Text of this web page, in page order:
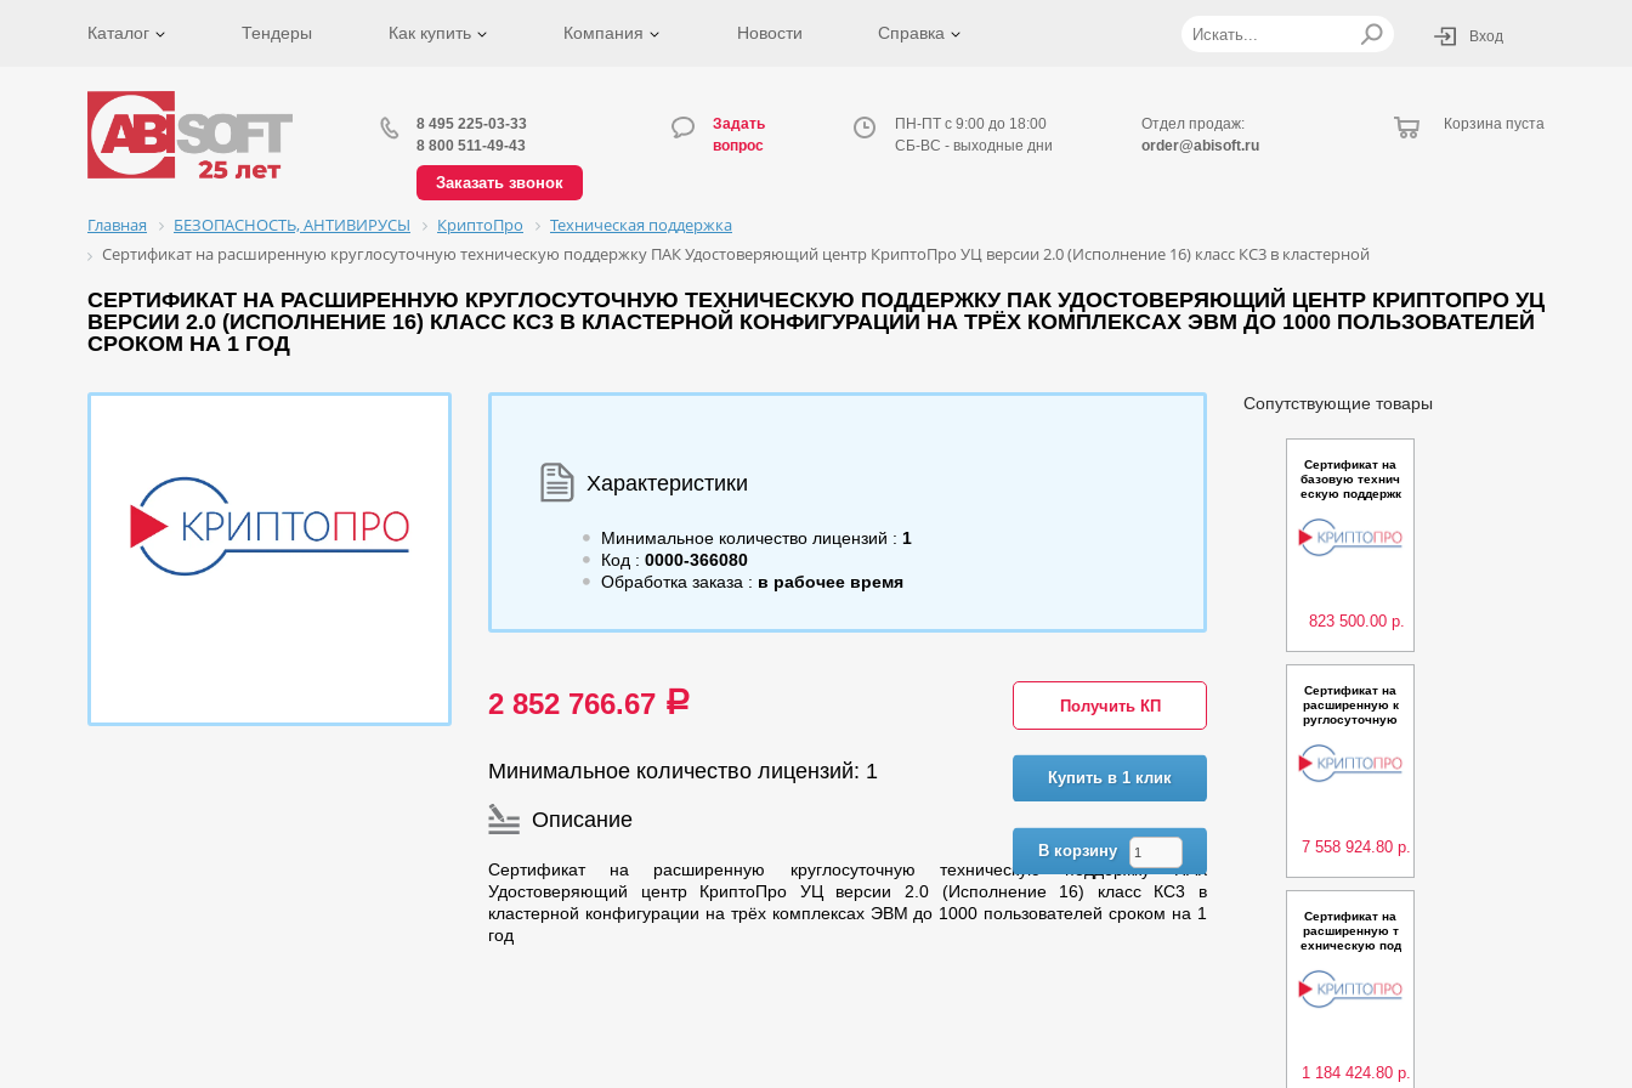
Каталог Тендеры Как купить Компания Новости Справка Вход
8 495 225-03-33
8 800 511-49-43
Заказать звонок
Задать
вопрос
ПН-ПТ с 9:00 до 18:00
СБ-ВС - выходные дни
Отдел продаж:
order@abisoft.ru
Корзина пуста
Главная БЕЗОПАСНОСТЬ, АНТИВИРУСЫ КриптоПро
Техническая поддержка
Сертификат на расширенную круглосуточную техническую поддержку ПАК Удостоверяющий центр КриптоПро УЦ версии 2.0 (Исполнение 16) класс КС3 в кластерной
СЕРТИФИКАТ НА РАСШИРЕННУЮ КРУГЛОСУТОЧНУЮ ТЕХНИЧЕСКУЮ ПОДДЕРЖКУ ПАК УДОСТОВЕРЯЮЩИЙ ЦЕНТР КРИПТОПРО УЦ
ВЕРСИИ 2.0 (ИСПОЛНЕНИЕ 16) КЛАСС КС3 В КЛАСТЕРНОЙ КОНФИГУРАЦИИ НА ТРЁХ КОМПЛЕКСАХ ЭВМ ДО 1000 ПОЛЬЗОВАТЕЛЕЙ
СРОКОМ НА 1 ГОД
Характеристики
Минимальное количество лицензий : 1
Код : 0000-366080
Обработка заказа : в рабочее время
2 852 766.67 a Получить КП
Купить в 1 клик
В корзину
Минимальное количество лицензий: 1
Описание
Сертификат на расширенную круглосуточную техническую поддержку ПАК
Удостоверяющий центр КриптоПро УЦ версии 2.0 (Исполнение 16) класс КС3 в
кластерной конфигурации на трёх комплексах ЭВМ до 1000 пользователей сроком на 1
год
Сопутствующие товары
Сертификат на
базовую технич
ескую поддержк
оступа “Крипто
Про Cloud CSP“
для ПК "КриптоП
823 500.00 р.
Сертификат на
расширенную к
руглосуточную
ддержку ПАК "Уд
остоверяющий
центр КриптоПр
7 558 924.80 р.
Сертификат на
расширенную т
ехническую под
стоверяющий ц
ентр КриптоПро
УЦ" версии 2.0
1 184 424.80 р.